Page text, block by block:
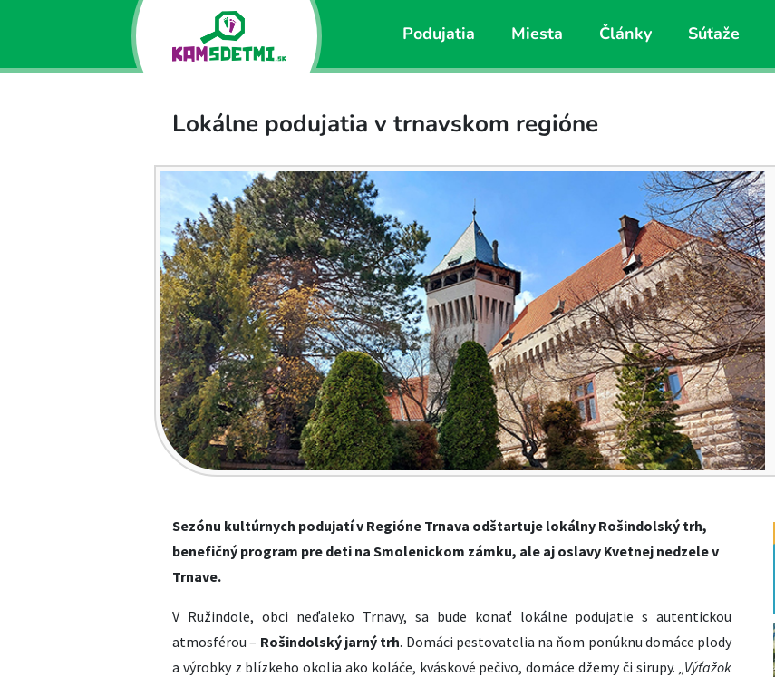
Podujatia Miesta Články Súťaže
Lokálne podujatia v trnavskom regióne
Sezónu kultúrnych podujatí v Regióne Trnava odštartuje lokálny Rošindolský trh,
benefičný program pre deti na Smolenickom zámku, ale aj oslavy Kvetnej nedzele v
Trnave.
V Ružindole, obci neďaleko Trnavy, sa bude konať lokálne podujatie s autentickou
atmosférou – Rošindolský jarný trh. Domáci pestovatelia na ňom ponúknu domáce plody
a výrobky z blízkeho okolia ako koláče, kváskové pečivo, domáce džemy či sirupy. „Výťažok